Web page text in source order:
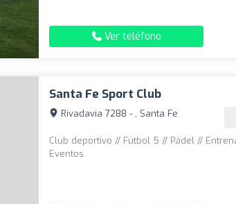
Ver teléfono
Santa Fe Sport Club
Rivadavia 7288 - , Santa Fe
Club deportivo // Fútbol 5 // Pádel //
Eventos